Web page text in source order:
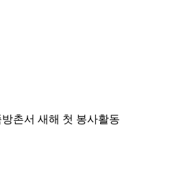
촌서 새해 첫 봉사활동